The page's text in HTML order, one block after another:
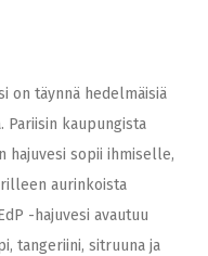
on täynnä hedelmäisiä
Pariisin kaupungista
hajuvesi sopii ihmiselle,
aurinkoista
-hajuvesi avautuu
tangeriini, sitruuna ja